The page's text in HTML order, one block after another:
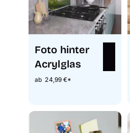
Foto hinter
Acrylglas
ab 24,99 €*